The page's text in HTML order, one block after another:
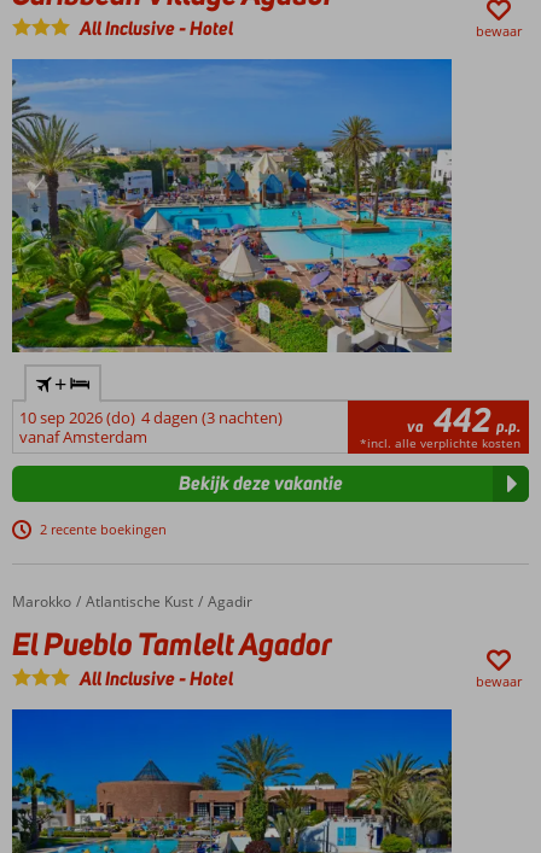
All Inclusive-Hotel bewaar
+
10 sep 2026 (do) 4 dagen (3 nachten)
vanaf Amsterdam
va 442 p.p.
*incl. alle verplichte kosten
2 recente boekingen
Bekijk deze vakantie
Home
Marokko Atlantische Kust Agadir
El Pueblo Tamlelt Agador
El Pueblo Tamlelt Agador
All Inclusive-Hotel bewaar